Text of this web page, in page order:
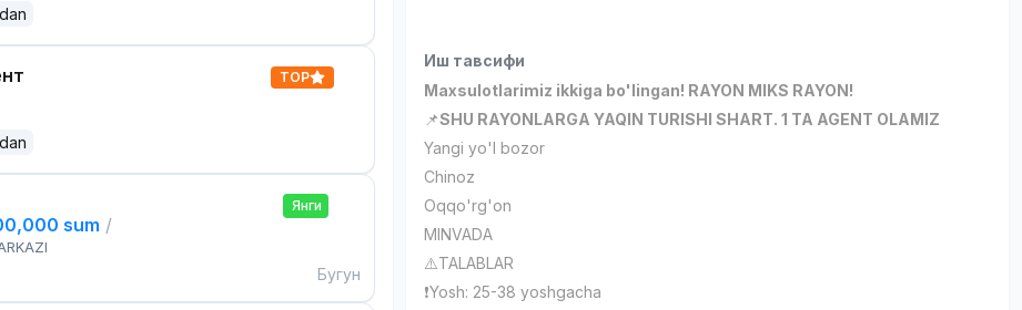
TOP
sum /
Янги
Бугун
Иш тавсифи
Maxsulotlarimiz ikkiga bo'lingan! RAYON MIKS RAYON!
📌SHU RAYONLARGA YAQIN TURISHI SHART. 1 TA AGENT OLAMIZ
Yangi yo'l bozor
Chinoz
Oqqo'rg'on
MINVADA
⚠️TALABLAR
❗️Yosh: 25-38 yoshgacha